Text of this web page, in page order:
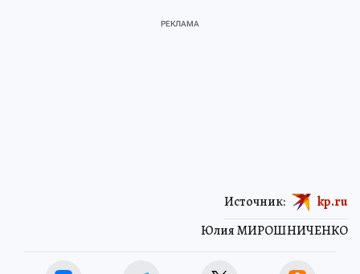
Юлия МИРОШНИЧЕНКО
Источник: kp.ru